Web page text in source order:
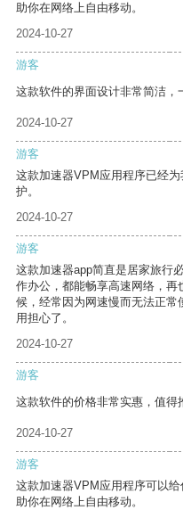
助你在网络上自由移动。
2024-10-27
游客
这款软件的界面设计非常简洁，
2024-10-27
游客
这款加速器VPM应用程序已经
护。
2024-10-27
游客
这款加速器app简直是居家旅行
作办公，都能畅享高速网络，
候，经常因为网速慢而无法正常
用担心了。
2024-10-27
游客
这款软件的价格非常实惠，值得
2024-10-27
游客
这款加速器VPM应用程序可以
助你在网络上自由移动。